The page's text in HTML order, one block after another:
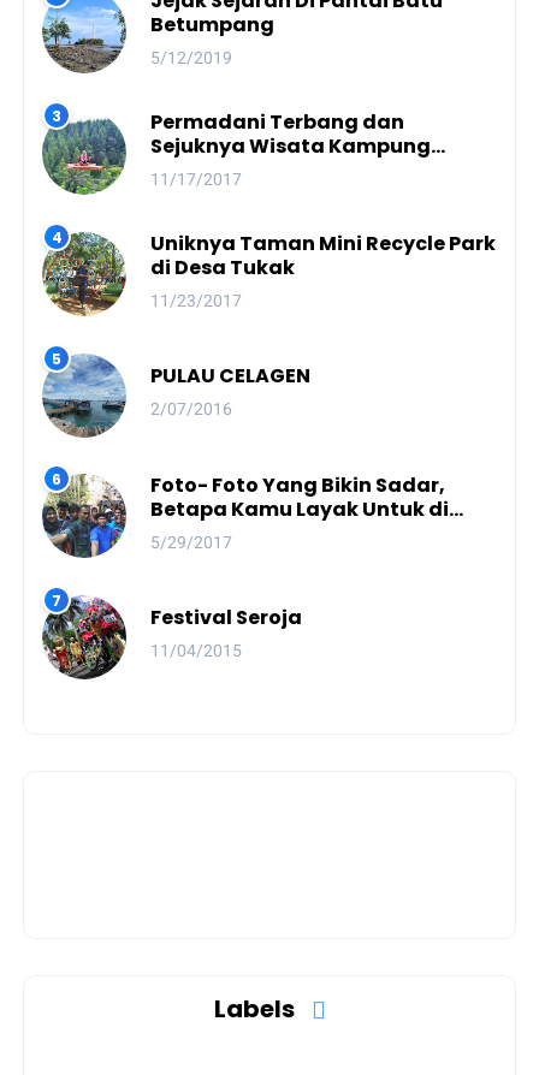
Betumpang
5/12/2019
Permadani Terbang dan
Sejuknya Wisata Kampung
Dayang Sumbi
11/17/2017
Uniknya Taman Mini Recycle Park
di Desa Tukak
11/23/2017
PULAU CELAGEN
2/07/2016
Foto- Foto Yang Bikin Sadar,
Betapa Kamu Layak Untuk di
Panjat
5/29/2017
Festival Seroja
11/04/2015
Labels